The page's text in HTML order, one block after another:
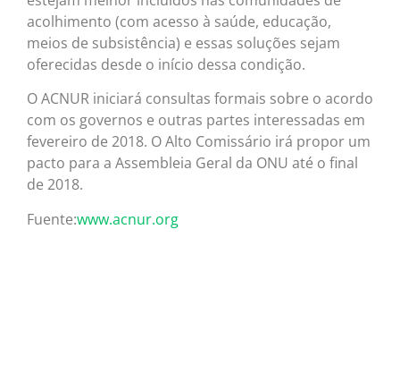
acolhimento (com acesso à saúde, educação,
meios de subsistência) e essas soluções sejam
oferecidas desde o início dessa condição.
O ACNUR iniciará consultas formais sobre o acordo
com os governos e outras partes interessadas em
fevereiro de 2018. O Alto Comissário irá propor um
pacto para a Assembleia Geral da ONU até o final
de 2018.
Fuente:www.acnur.org